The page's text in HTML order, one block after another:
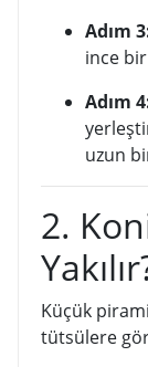
Adım
ince
Adım
uzun
2.
Küçük
tütsülere